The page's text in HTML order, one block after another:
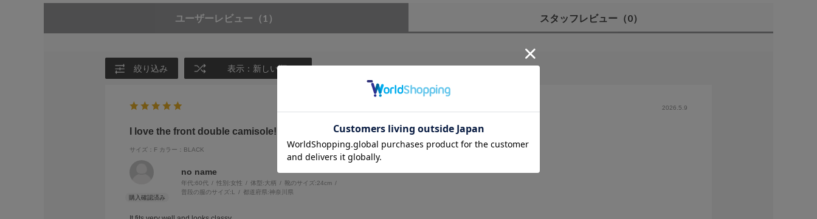
ユーザーレビュー （1） スタッフレビュー （0）
絞り込み 表示：新しい順
2026.5.9
I love the front double camisole!
サイズ：F カラー：BLACK
no name
年代:60代 性別:女性 体型:大柄 靴のサイズ:24cm
普段の服のサイズ:L 都道府県:神奈川県